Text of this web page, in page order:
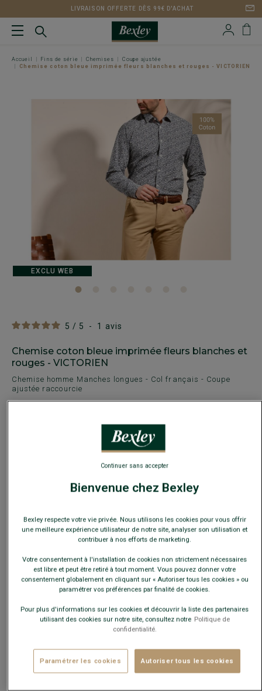
LIVRAISON OFFERTE DÈS 99€ D'ACHAT
Accueil Fins de série Chemises
Coupe ajustée
Chemise coton bleue imprimée fleurs blanches et rouges - VICTORIEN
5 / 5 - 1 avis
Chemise coton bleue imprimée fleurs blanches et
rouges - VICTORIEN
Chemise homme Manches longues - Col français - Coupe
ajustée raccourcie
Payez en plusieurs fois dès 199€ d'achat
COULEURS DISPONIBLES
Quelle est ma taille ?
− + AJOUTER AU PANIER
Livré en 24h ouvrées avec Chronopost Express
(commandez avant 14h)
30 jours pour changer d'avis !
EXCLU WEB
Bienvenue chez Bexley
Bexley respecte votre vie privée. Nous utilisons les cookies pour vous offrir
une meilleure expérience utilisateur de notre site, analyser son utilisation et
contribuer à nos efforts de marketing.
Votre consentement à l'installation de cookies non strictement nécessaires
est libre et peut être retiré à tout moment. Vous pouvez donner votre
consentement globalement en cliquant sur « Autoriser tous les cookies » ou
paramétrer vos préférences par finalité de cookies.
Pour plus d'informations sur les cookies et découvrir la liste des partenaires
utilisant des cookies sur notre site, consultez notre Politique de
confidentialité.
Paramétrer les cookies Autoriser tous les cookies
Continuer sans accepter